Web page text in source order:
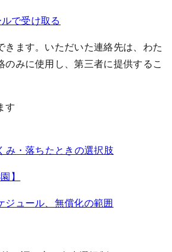
ルで受け取る
きます。いただいた連絡先は、わた
のみに使用し、第三者に提供するこ
す
み・落ちたときの選択肢
】
ジュール、無償化の範囲